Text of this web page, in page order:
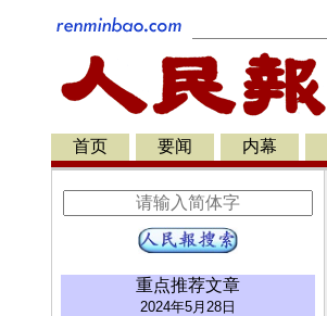
首页 要闻 内幕
重点推荐文章
2024年5月28日